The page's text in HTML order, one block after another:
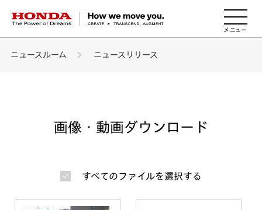
HONDA The Power of Dreams
ニュースルーム ニュースリリース
画像・動画ダウンロード
すべてのファイルを選択する